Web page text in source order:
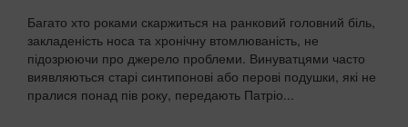
Багато хто роками скаржиться на ранковий головний біль,
закладеність носа та хронічну втомлюваність, не
підозрюючи про джерело проблеми. Винуватцями часто
виявляються старі синтипонові або перові подушки, які не
пралися понад пів року, передають Патріо...